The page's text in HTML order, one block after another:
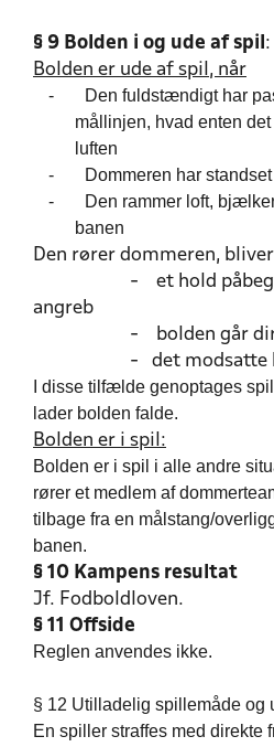
§ 9 Bolden i og ude af spil :
Bolden er ude af spil, når
-
Den fuldstændigt har
mållinjen, hvad enten
luften
-
Dommeren har
-
Den rammer loft,
banen
Den rører dommeren,
- et hold
angreb
- bolden går
- det modsatte hold
I disse tilfælde genoptages
lader bolden falde.
Bolden er i spil:
Bolden er i spil i alle andre
rører et medlem af
tilbage fra en målstang/
banen.
§ 10 Kampens resultat
Jf. Fodboldloven.
§ 11 Offside
Reglen anvendes ikke.
§ 12 Utilladelig spillemåde og
En spiller straffes med direkte